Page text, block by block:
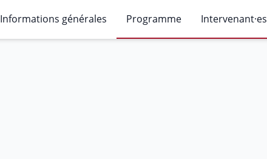
Informations générales Programme Intervenant·es